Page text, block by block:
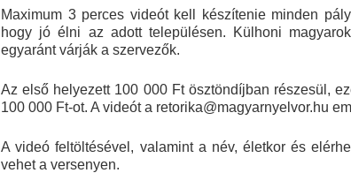
Maximum 3 perces videót kell készítenie minden
hogy jó élni az adott településen. Külhoni
egyaránt várják a szervezők.
Az első helyezett 100 000 Ft ösztöndíjban részesül,
100 000 Ft-ot. A videót a retorika@magyarnyelvor.hu
A videó feltöltésével, valamint a név, életkor és
vehet a versenyen.